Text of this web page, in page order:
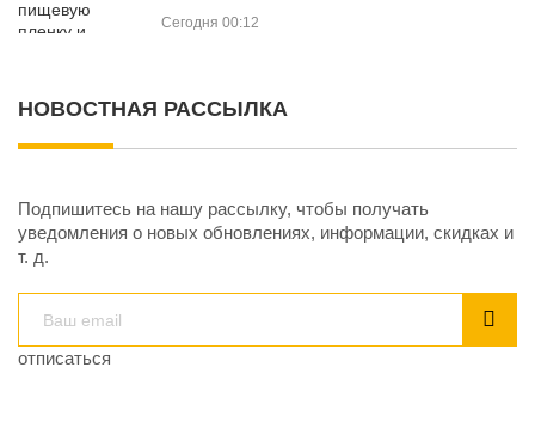
Сегодня 00:12
НОВОСТНАЯ РАССЫЛКА
Подпишитесь на нашу рассылку, чтобы получать
уведомления о новых обновлениях, информации, скидках и
т. д.
отписаться